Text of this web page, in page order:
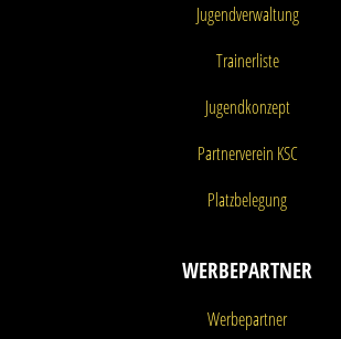
Jugendverwaltung
Trainerliste
Jugendkonzept
Partnerverein KSC
Platzbelegung
WERBEPARTNER
Werbepartner